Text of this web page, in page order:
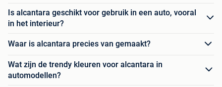
Is alcantara geschikt voor gebruik in een auto, vooral
in het interieur?
Waar is alcantara precies van gemaakt?
Wat zijn de trendy kleuren voor alcantara in
automodellen?